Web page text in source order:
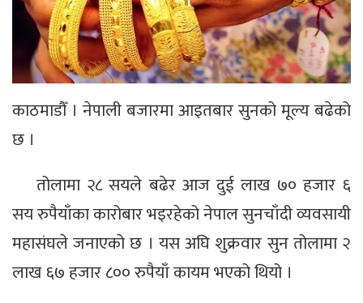
काठमाडौँ । नेपाली बजारमा आइतबार सुनको मूल्य बढेको
छ ।
तोलामा २८ सयले बढेर आज दुई लाख ७० हजार ६
सय रुपैयाँका कारोबार भइरहेको नेपाल सुनचाँदी व्यवसायी
महासंघले जनाएको छ । यस अघि शुक्रवार सुन तोलामा २
लाख ६७ हजार ८०० रुपैयाँ कायम भएको थियो ।